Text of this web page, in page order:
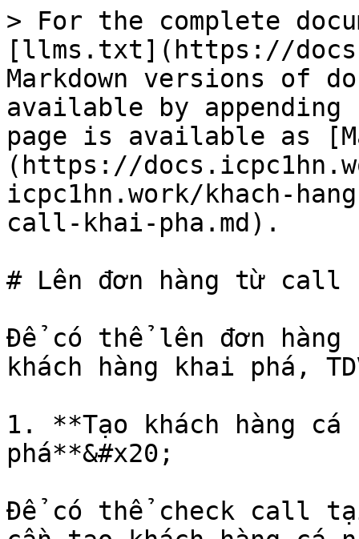
> For the complete
[llms.txt](https://
Markdown versions of
available by
page is available as
(https://
icpc1hn.work/khach-
call-khai-pha.md).
# Lên đơn hàng từ call
Để có thể lên đơn
khách hàng khai phá,
1. **Tạo khách hàng
phá**&#x20;
Để có thể check call